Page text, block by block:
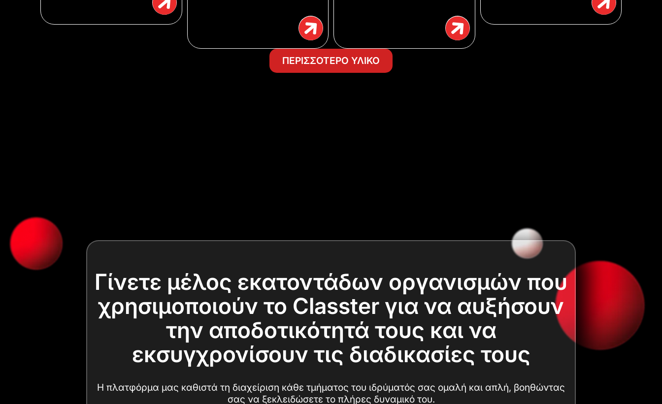
ΠΕΡΙΣΣΟΤΕΡΟ ΥΛΙΚΟ
Γίνετε μέλος εκατοντάδων οργανισμών που
χρησιμοποιούν το Classter για να αυξήσουν
την αποδοτικότητά τους και να
εκσυγχρονίσουν τις διαδικασίες τους
Η πλατφόρμα μας καθιστά τη διαχείριση κάθε τμήματος του ιδρύματός σας ομαλή και απλή, βοηθώντας
σας να ξεκλειδώσετε το πλήρες δυναμικό του.